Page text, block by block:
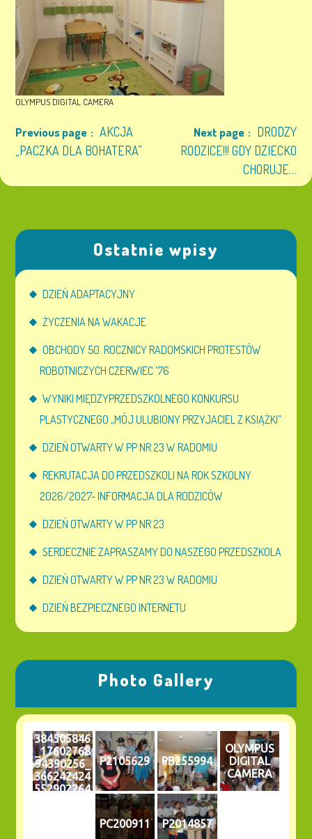
OLYMPUS DIGITAL CAMERA
Previous page
AKCJA
„PACZKA DLA BOHATERA”
Next page
DRODZY
RODZICE!!! GDY DZIECKO
CHORUJE…
Ostatnie wpisy
DZIEŃ ADAPTACYJNY
ŻYCZENIA NA WAKACJE
OBCHODY 50. ROCZNICY RADOMSKICH PROTESTÓW
ROBOTNICZYCH CZERWIEC ’76
WYNIKI MIĘDZYPRZEDSZKOLNEGO KONKURSU
PLASTYCZNEGO „MÓJ ULUBIONY PRZYJACIEL Z KSIĄŻKI”
DZIEŃ OTWARTY W PP NR 23 W RADOMIU
REKRUTACJA DO PRZEDSZKOLI NA ROK SZKOLNY
2026/2027- INFORMACJA DLA RODZICÓW
DZIEŃ OTWARTY W PP NR 23
SERDECZNIE ZAPRASZAMY DO NASZEGO PRZEDSZKOLA
DZIEŃ OTWARTY W PP NR 23 W RADOMIU
DZIEŃ BEZPIECZNEGO INTERNETU
Photo Gallery
384505846
_17602768
94390256_
366242424
552902264
P2105629 PB255994
OLYMPUS
DIGITAL
CAMERA
PC200911 P2014857